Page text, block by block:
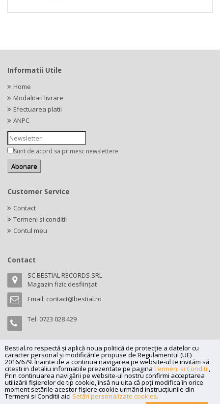
Bestial.ro respectă și aplică noua politică de protecție a datelor cu
caracter personal și modificările propuse de Regulamentul (UE)
2016/679. Înainte de a continua navigarea pe website-ul te invităm să
citesti in detaliu informatiile prezentate pe pagina Termeni si Conditii,
Prin continuarea navigării pe website-ul nostru confirmi acceptarea
utilizării fişierelor de tip cookie, însă nu uita că poți modifica în orice
moment setările acestor fişiere cookie urmând instrucțiunile din
Termeni si Conditii aici Setări personalizate cookies.
Informatii Utile
Home
Modalitati livrare
Efectuarea platii
ANPC
Sunt de acord sa primesc newslettere
Customer Service
Contact
Termeni si conditii
Contul meu
Contact
SC BESTIAL RECORDS SRL
Magazin fizic desființat
Email: contact@bestial.ro
Tel: 0723 028 429
Copyright (C) 2026bestial.ro -All rights reserved.
SC BESTIAL RECORDS SRL, Nr. R.C.: J35/345/2005, C.U.I.: RO17197870,
Adresa: Magazin fizic desființat
Powered byNet Interaction.